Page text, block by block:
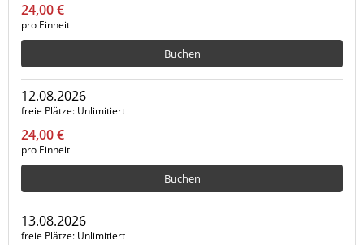
24,00 €
pro Einheit
Buchen
12.08.2026
freie Plätze Unlimitiert
24,00 €
pro Einheit
Buchen
13.08.2026
freie Plätze Unlimitiert